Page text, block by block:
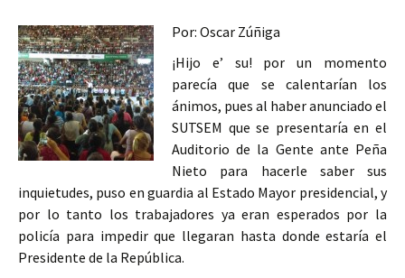
Por: Oscar Zúñiga
¡Hijo e’ su! por un momento
parecía que se calentarían los
ánimos, pues al haber anunciado el
SUTSEM que se presentaría en el
Auditorio de la Gente ante Peña
Nieto para hacerle saber sus
inquietudes, puso en guardia al Estado Mayor presidencial, y
por lo tanto los trabajadores ya eran esperados por la
policía para impedir que llegaran hasta donde estaría el
Presidente de la República.